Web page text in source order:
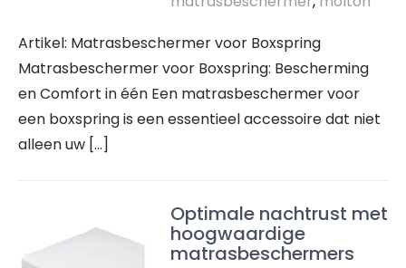
Artikel: Matrasbeschermer voor Boxspring
Matrasbeschermer voor Boxspring: Bescherming
en Comfort in één Een matrasbeschermer voor
een boxspring is een essentieel accessoire dat niet
alleen uw […]
Optimale nachtrust met
hoogwaardige
matrasbeschermers